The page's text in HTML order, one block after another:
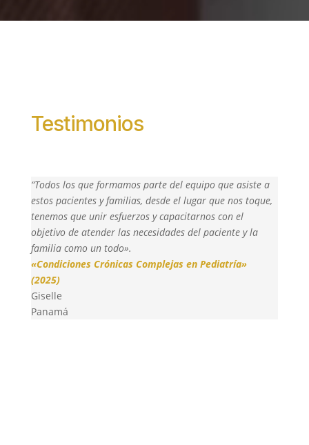
Testimonios
“Todos los que formamos parte del equipo que asiste a
estos pacientes y familias, desde el lugar que nos toque,
tenemos que unir esfuerzos y capacitarnos con el
objetivo de atender las necesidades del paciente y la
familia como un todo».
«Condiciones Crónicas Complejas en Pediatría»
(2025)
Giselle
Panamá